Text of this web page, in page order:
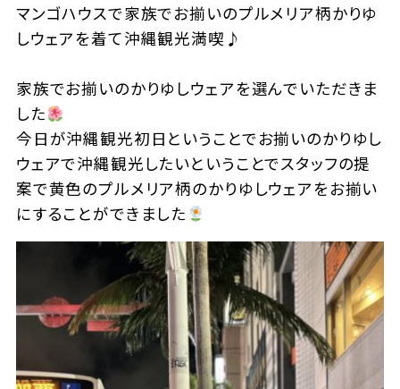
マンゴハウスで家族でお揃いのプルメリア柄かりゆ
しウェアを着て沖縄観光満喫♪
家族でお揃いのかりゆしウェアを選んでいただきま
した
今日が沖縄観光初日ということでお揃いのかりゆし
ウェアで沖縄観光したいということでスタッフの提
案で黄色のプルメリア柄のかりゆしウェアをお揃い
にすることができました